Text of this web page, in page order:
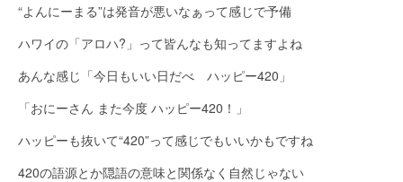
“よんにーまる”は発音が悪いなぁって感じで予備
ハワイの「アロハ?」って皆んなも知ってますよね
あんな感じ「今日もいい日だべ ハッピー420」
「おにーさん また今度 ハッピー420！」
ハッピーも抜いて“420”って感じでもいいかもですね
420の語源とか隠語の意味と関係なく自然じゃない